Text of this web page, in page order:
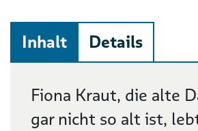
Inhalt Details
Beschreibung
Fiona Kraut, die alte
gar nicht so alt ist,